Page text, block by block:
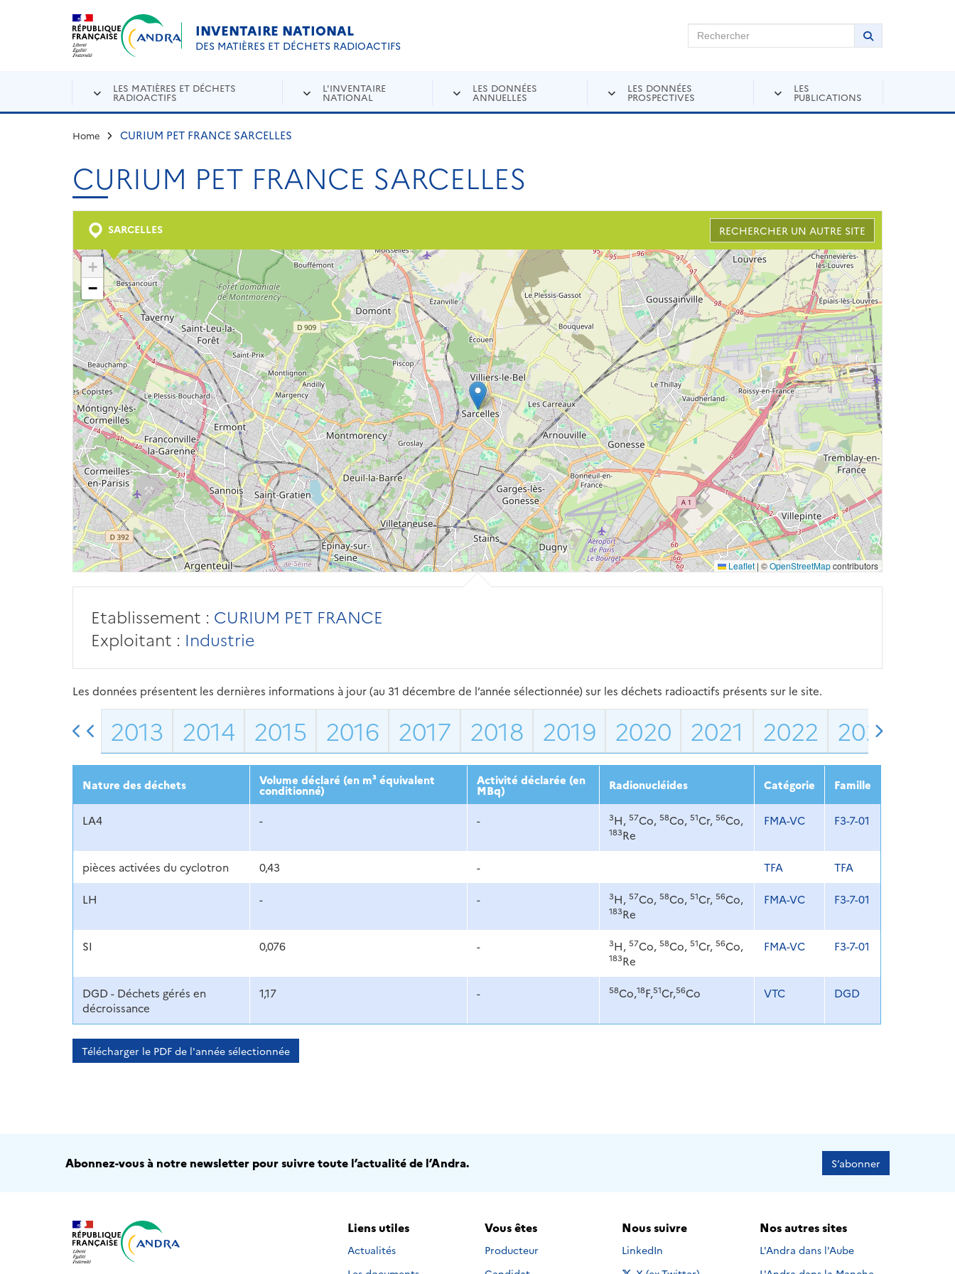
Aller au contenu principal
INVENTAIRE NATIONAL
DES MATIÈRES ET DÉCHETS RADIOACTIFS
Rechercher sur Andra Inventaire Rechercher
Lancer la
LES MATIÈRES ET DÉCHETS
RADIOACTIFS
L'INVENTAIRE
NATIONAL
LES DONNÉES
ANNUELLES
LES DONNÉES
PROSPECTIVES
LES
PUBLICATIONS
Home CURIUM PET FRANCE SARCELLES
CURIUM PET FRANCE SARCELLES
SARCELLES RECHERCHER UN AUTRE SITE
+
−
Leaflet |©OpenStreetMapcontributors
Etablissement : CURIUM PET FRANCE
Exploitant : Industrie
Les données présentent les dernières informations à jour (au 31 décembre de l’année sélectionnée) sur les déchets radioactifs présents sur le site.
2013 2014 2015 2016 2017 2018 2019 2020 2021 2022 2023
Nature des déchets Volume déclaré (en m³ équivalent
conditionné)
Activité déclarée (en
MBq) Radionucléides Catégorie Famille
LA4 - - 3H, 57Co, 58Co, 51Cr, 56Co,
183Re
FMA-VC F3-7-01
pièces activées du cyclotron 0,43 - TFA TFA
LH - - 3H, 57Co, 58Co, 51Cr, 56Co,
183Re
FMA-VC F3-7-01
SI 0,076 - 3H, 57Co, 58Co, 51Cr, 56Co,
183Re
FMA-VC F3-7-01
DGD - Déchets gérés en
décroissance
1,17 - 58Co,18F,51Cr,56Co VTC DGD
Télécharger le PDF de l'année sélectionnée
Abonnez-vous à notre newsletter pour suivre toute l’actualité de l’Andra. S’abonner
Liens utiles
Actualités
Vous êtes
Producteur
Nous suivre
Nous suivre sur
LinkedIn
Nos autres sites
L'Andra dans l'Aube